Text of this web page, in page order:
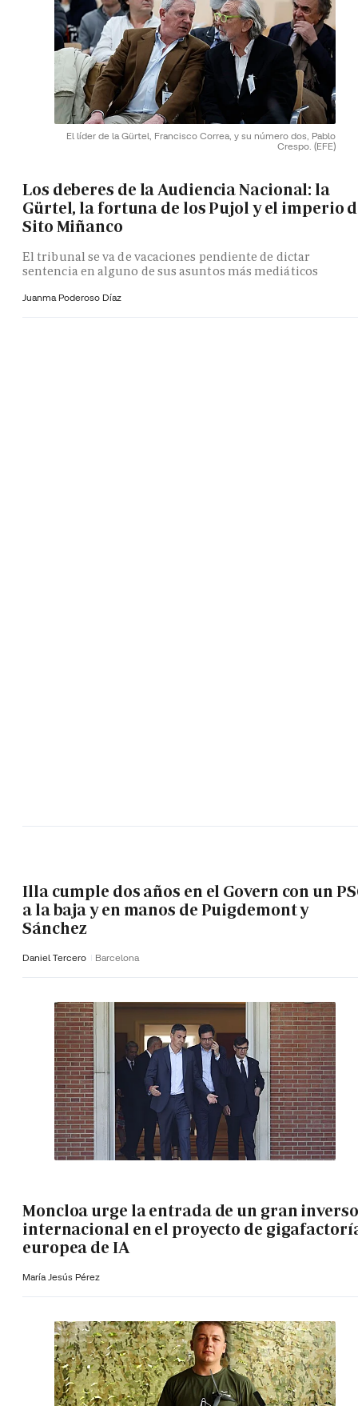
El líder de la Gürtel, Francisco Correa, y su número dos, Pablo
Crespo. (EFE)
Los deberes de la Audiencia Nacional: la
Gürtel, la fortuna de los Pujol y el imperio
Sito Miñanco
El tribunal se va de vacaciones pendiente de dictar
sentencia en alguno de sus asuntos más mediáticos
Juanma Poderoso Díaz
Illa cumple dos años en el Govern con un
a la baja y en manos de Puigdemont y
Sánchez
Daniel Tercero Barcelona
Moncloa urge la entrada de un gran
internacional en el proyecto de
europea de IA
María Jesús Pérez